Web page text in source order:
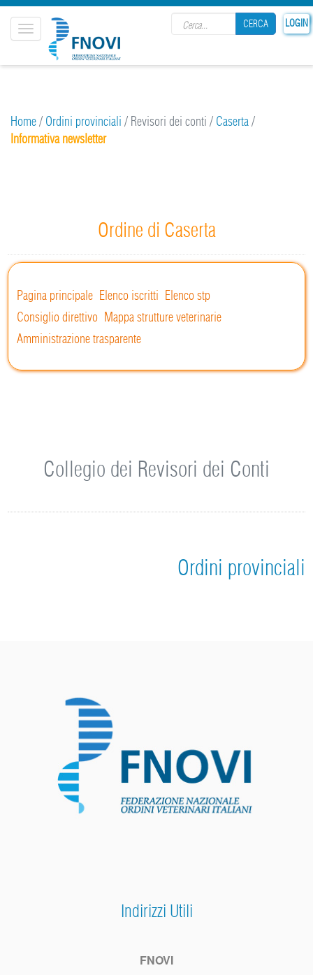
LOGIN
CERCA
Toggle
navigation
Home/ Ordini provinciali / Revisori dei conti / Caserta/
Informativa newsletter
Ordine di Caserta
Pagina principale Elenco iscritti Elenco stp
Consiglio direttivo Mappa strutture veterinarie
Amministrazione trasparente
Collegio dei Revisori dei Conti
Ordini provinciali
Indirizzi Utili
FNOVI